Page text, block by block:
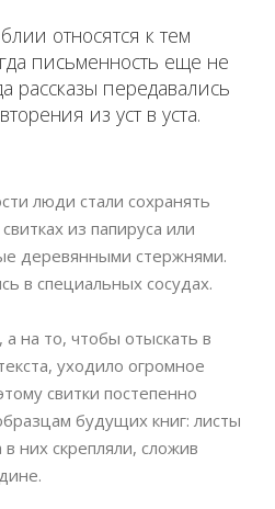
относятся к тем
письменность еще не
рассказы передавались
из уст в уста.
люди стали сохранять
из папируса или
деревянными стержнями.
в специальных сосудах.
на то, чтобы отыскать в
уходило огромное
свитки постепенно
будущих книг: листы
них скрепляли, сложив